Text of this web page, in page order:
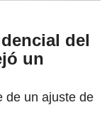
del
un
de un ajuste de